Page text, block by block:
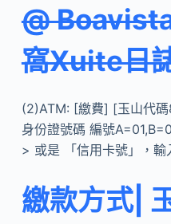
@
窩Xuite日
(2)ATM: [繳費] [玉山代
身份證號碼 編號
> 或是 「信用卡號」，輸
繳款方式|